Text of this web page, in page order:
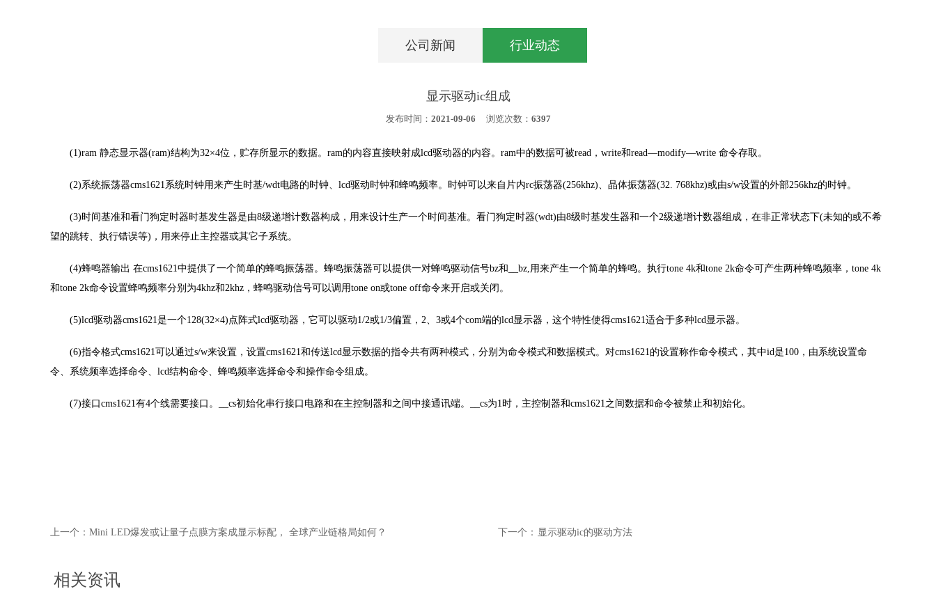
公司新闻 行业动态
显示驱动ic组成
发布时间： 2021-09-06 浏览次数： 6397
(1)ram 静态显示器(ram)结构为32×4位，贮存所显示的数据。ram的内容直接映射成lcd驱动器的内容。ram中的数据可被read，write和read—modify—write 命令存取。
(2)系统振荡器cms1621系统时钟用来产生时基/wdt电路的时钟、lcd驱动时钟和蜂鸣频率。时钟可以来自片内rc振荡器(256khz)、晶体振荡器(32. 768khz)或由s/w设置的外部256khz的时钟。
(3)时间基准和看门狗定时器时基发生器是由8级递增计数器构成，用来设计生产一个时间基准。看门狗定时器(wdt)由8级时基发生器和一个2级递增计数器组成，在非正常状态下(未知的或不希
望的跳转、执行错误等)，用来停止主控器或其它子系统。
(4)蜂鸣器输出 在cms1621中提供了一个简单的蜂鸣振荡器。蜂鸣振荡器可以提供一对蜂鸣驱动信号bz和__bz,用来产生一个简单的蜂鸣。执行tone 4k和tone 2k命令可产生两种蜂鸣频率，tone 4k
和tone 2k命令设置蜂鸣频率分别为4khz和2khz，蜂鸣驱动信号可以调用tone on或tone off命令来开启或关闭。
(5)lcd驱动器cms1621是一个128(32×4)点阵式lcd驱动器，它可以驱动1/2或1/3偏置，2、3或4个com端的lcd显示器，这个特性使得cms1621适合于多种lcd显示器。
(6)指令格式cms1621可以通过s/w来设置，设置cms1621和传送lcd显示数据的指令共有两种模式，分别为命令模式和数据模式。对cms1621的设置称作命令模式，其中id是100，由系统设置命
令、系统频率选择命令、lcd结构命令、蜂鸣频率选择命令和操作命令组成。
(7)接口cms1621有4个线需要接口。__cs初始化串行接口电路和在主控制器和之间中接通讯端。__cs为1时，主控制器和cms1621之间数据和命令被禁止和初始化。
相关资讯
Mini LED爆发或让量子点膜方案成显示标配， 全球产业链格局如何？
上一个： 显示驱动ic的驱动方法
下一个：